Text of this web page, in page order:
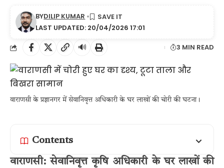
LAST UPDATED: 20/04/2026 17:01
BYDILIP KUMAR
🔊 3 MIN READ
वाराणसी के प्रज्ञानगर में सेवानिवृत्त अधिकारी के घर लाखों की चोरी की घटना।
Contents
वाराणसी: सेवानिवृत्त कृषि अधिकारी के घर लाखों की